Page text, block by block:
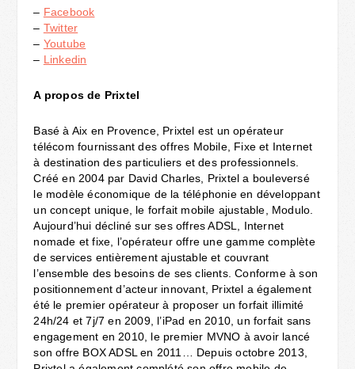
– Facebook
– Twitter
– Youtube
– Linkedin
A propos de Prixtel
Basé à Aix en Provence, Prixtel est un opérateur
télécom fournissant des offres Mobile, Fixe et Internet
à destination des particuliers et des professionnels.
Créé en 2004 par David Charles, Prixtel a bouleversé
le modèle économique de la téléphonie en développant
un concept unique, le forfait mobile ajustable, Modulo.
Aujourd’hui décliné sur ses offres ADSL, Internet
nomade et fixe, l’opérateur offre une gamme complète
de services entièrement ajustable et couvrant
l’ensemble des besoins de ses clients. Conforme à son
positionnement d’acteur innovant, Prixtel a également
été le premier opérateur à proposer un forfait illimité
24h/24 et 7j/7 en 2009, l’iPad en 2010, un forfait sans
engagement en 2010, le premier MVNO à avoir lancé
son offre BOX ADSL en 2011… Depuis octobre 2013,